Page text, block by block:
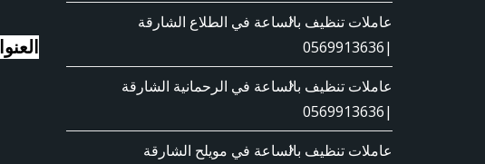
عاملات تنظيف بالساعة في الطلاع الشارقة
|0569913636
عاملات تنظيف بالساعة في الرحمانية الشارقة
|0569913636
عاملات تنظيف بالساعة في مويلح الشارقة